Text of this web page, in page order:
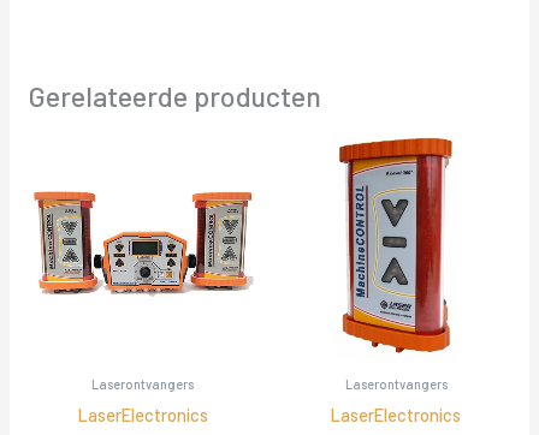
Gerelateerde producten
Laserontvangers
LaserElectronics
Laserontvangers
LaserElectronics